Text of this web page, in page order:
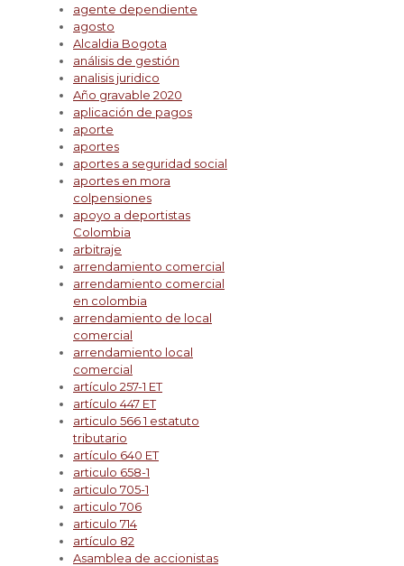
agente dependiente
agosto
Alcaldia Bogota
análisis de gestión
analisis juridico
Año gravable 2020
aplicación de pagos
aporte
aportes
aportes a seguridad social
aportes en mora
colpensiones
apoyo a deportistas
Colombia
arbitraje
arrendamiento comercial
arrendamiento comercial
en colombia
arrendamiento de local
comercial
arrendamiento local
comercial
artículo 257-1 ET
artículo 447 ET
articulo 566 1 estatuto
tributario
artículo 640 ET
articulo 658-1
articulo 705-1
articulo 706
articulo 714
artículo 82
Asamblea de accionistas